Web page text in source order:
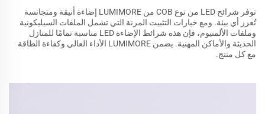
توفر شرائح LED من نوع COB من LUMIMORE إضاءة أنيقة ومتجانسة
تُعزز أي بيئة. ومع خيارات التثبيت المرنة التي تشمل الملفات السيليكونية
وملفات الألمنيوم، فإن هذه شرائط الإضاءة LED مناسبة تمامًا للمنازل
الحديثة والأماكن المهنية. يضمن LUMIMORE الأداء العالي وكفاءة الطاقة
مع كل منتج.